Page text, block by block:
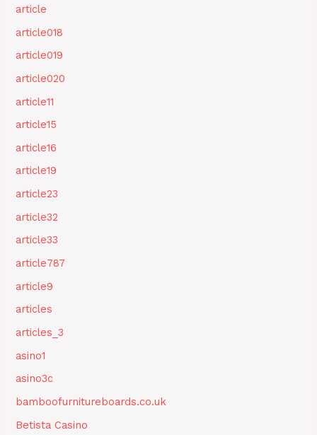
article
article018
article019
article020
article11
article15
article16
article19
article23
article32
article33
article787
article9
articles
articles_3
asino1
asino3c
bamboofurnitureboards.co.uk
Betista Casino